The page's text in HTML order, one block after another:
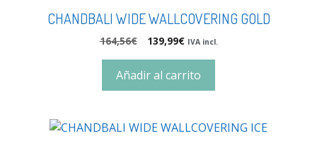
CHANDBALI WIDE WALLCOVERING GOLD
164,56€ 139,99€ IVA incl.
Añadir al carrito